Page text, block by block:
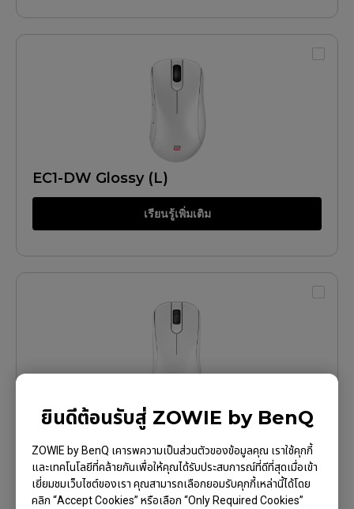
ยินดีต้อนรับสู่ ZOWIE by BenQ
ZOWIE by BenQ เคารพความเป็นส่วนตัวของข้อมูลคุณ เราใช้คุกกี้
และเทคโนโลยีที่คล้ายกันเพื่อให้คุณได้รับประสบการณ์ที่ดีที่สุดเมื่อเข้า
เยี่ยมชมเว็บไซต์ของเรา คุณสามารถเลือกยอมรับคุกกี้เหล่านี้ได้โดย
คลิก “Accept Cookies” หรือเลือก “Only Required Cookies”
EC1-DW Glossy (L)
เรียนรู้เพิ่มเติม
S2-DW Glossy (S)
เรียนรู้เพิ่มเติม